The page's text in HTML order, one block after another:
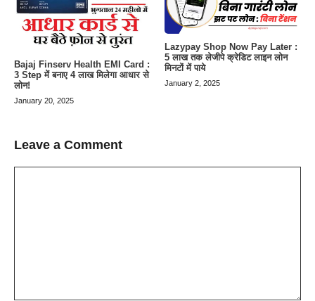
Bajaj Finserv Health EMI Card :
3 Step में बनाए 4 लाख मिलेगा आधार से
लोन!
January 20, 2025
Lazypay Shop Now Pay Later :
5 लाख तक लेजीपे क्रेडिट लाइन लोन
मिनटों में पाये
January 2, 2025
Leave a Comment